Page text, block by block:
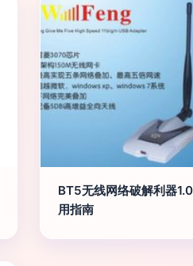
BT5无线网络破解利器
用指南